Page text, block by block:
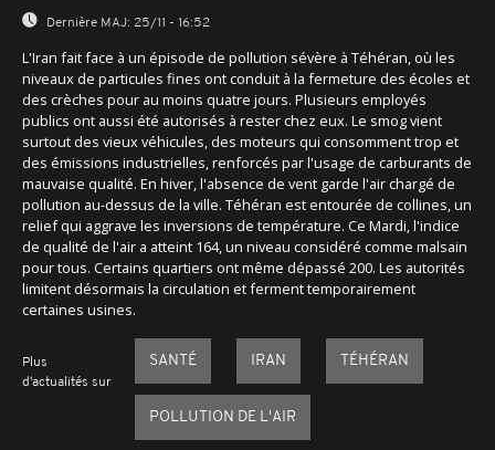
Dernière MAJ: 25/11 - 16:52
L'Iran fait face à un épisode de pollution sévère à Téhéran, où les
niveaux de particules fines ont conduit à la fermeture des écoles et
des crèches pour au moins quatre jours. Plusieurs employés
publics ont aussi été autorisés à rester chez eux. Le smog vient
surtout des vieux véhicules, des moteurs qui consomment trop et
des émissions industrielles, renforcés par l'usage de carburants de
mauvaise qualité. En hiver, l'absence de vent garde l'air chargé de
pollution au-dessus de la ville. Téhéran est entourée de collines, un
relief qui aggrave les inversions de température. Ce Mardi, l'indice
de qualité de l'air a atteint 164, un niveau considéré comme malsain
pour tous. Certains quartiers ont même dépassé 200. Les autorités
limitent désormais la circulation et ferment temporairement
certaines usines.
Plus
d'actualités sur
SANTÉ IRAN TÉHÉRAN
POLLUTION DE L'AIR